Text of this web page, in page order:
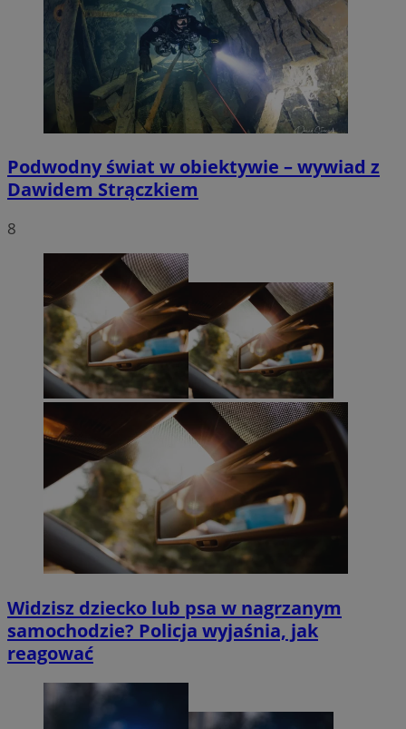
Podwodny świat w obiektywie – wywiad z
Dawidem Strączkiem
8
Widzisz dziecko lub psa w nagrzanym
samochodzie? Policja wyjaśnia, jak
reagować